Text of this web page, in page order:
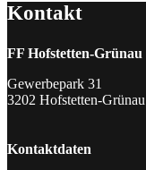
Kontakt
FF Hofstetten-Grünau
Gewerbepark 31
3202 Hofstetten-Grünau
Kontaktdaten